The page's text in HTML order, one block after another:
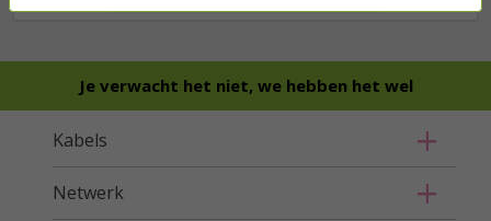
Je verwacht het niet, we hebben het wel
Kabels
Netwerk